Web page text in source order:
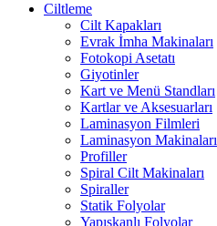
Ciltleme
Cilt Kapakları
Evrak İmha Makinaları
Fotokopi Asetatı
Giyotinler
Kart ve Menü Standları
Kartlar ve Aksesuarları
Laminasyon Filmleri
Laminasyon Makinaları
Profiller
Spiral Cilt Makinaları
Spiraller
Statik Folyolar
Yapışkanlı Folyolar